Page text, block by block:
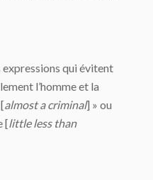
qui évitent
l’homme et la
almost a criminal] » ou
[little less than